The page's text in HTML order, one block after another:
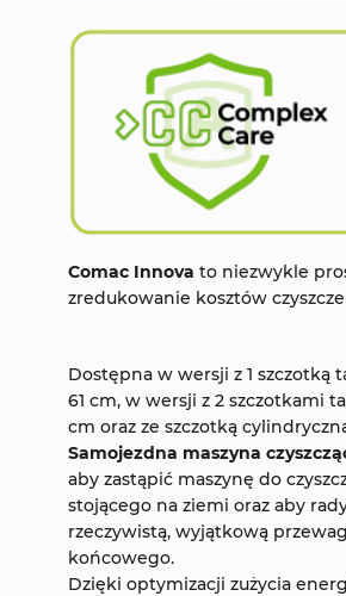
Comac Innova to niezwykle
zredukowanie kosztów
Dostępna w wersji z 1 szczotką
61 cm, w wersji z 2 szczotkami
cm oraz ze szczotką
Samojezdna maszyna
aby zastąpić maszynę do
stojącego na ziemi oraz aby
rzeczywistą, wyjątkową
końcowego.
Dzięki optymizacji zużycia